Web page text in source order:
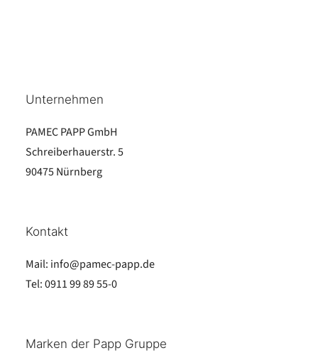
Unternehmen
PAMEC PAPP GmbH
Schreiberhauerstr. 5
90475 Nürnberg
Kontakt
Mail: info@pamec-papp.de
Tel:0911 99 89 55-0
Marken der Papp Gruppe